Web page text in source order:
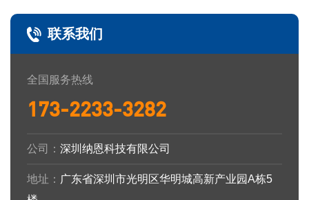
联系我们
全国服务热线
173-2233-3282
公司： 深圳纳恩科技有限公司
地址： 广东省深圳市光明区华明城高新产业园A栋5